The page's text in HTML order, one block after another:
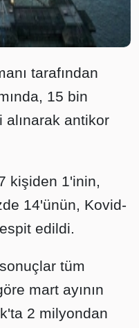
tarafından
15 bin
antikor
kişiden 1'inin,
14'ünün, Kovid-
edildi.
tüm
mart ayının
2 milyondan